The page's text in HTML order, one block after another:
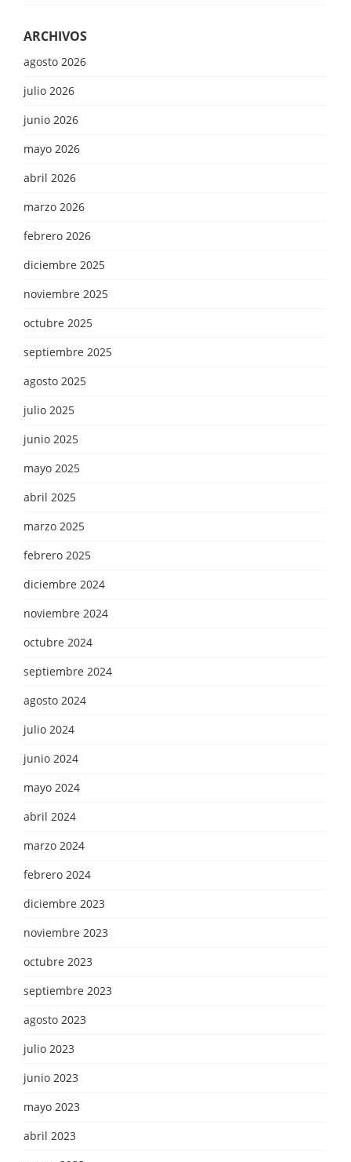
ARCHIVOS
agosto 2026
julio 2026
junio 2026
mayo 2026
abril 2026
marzo 2026
febrero 2026
diciembre 2025
noviembre 2025
octubre 2025
septiembre 2025
agosto 2025
julio 2025
junio 2025
mayo 2025
abril 2025
marzo 2025
febrero 2025
diciembre 2024
noviembre 2024
octubre 2024
septiembre 2024
agosto 2024
julio 2024
junio 2024
mayo 2024
abril 2024
marzo 2024
febrero 2024
diciembre 2023
noviembre 2023
octubre 2023
septiembre 2023
agosto 2023
julio 2023
junio 2023
mayo 2023
abril 2023